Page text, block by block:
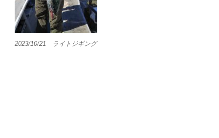
2023/10/21 ライトジギング